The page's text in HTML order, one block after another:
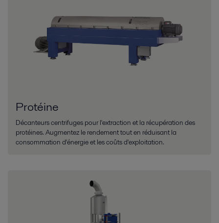
Protéine
Décanteurs centrifuges pour l'extraction et la récupération des
protéines. Augmentez le rendement tout en réduisant la
consommation d'énergie et les coûts d'exploitation.